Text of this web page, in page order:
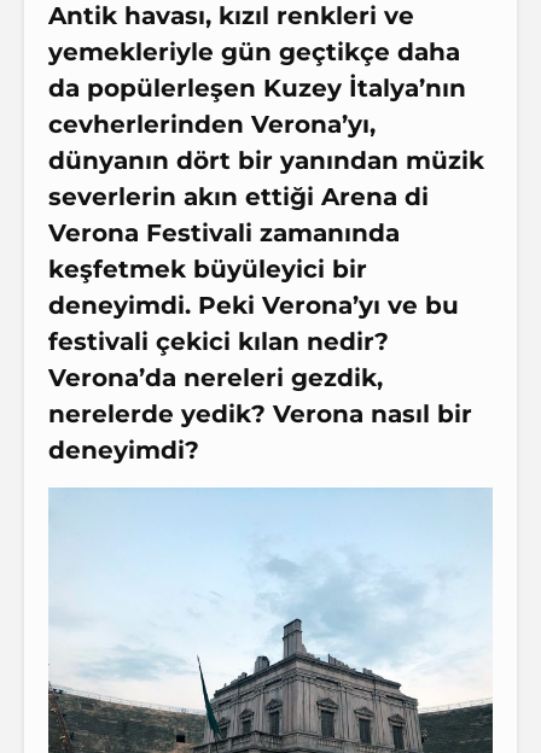
Antik havası, kızıl renkleri ve
yemekleriyle gün geçtikçe daha
da popülerleşen Kuzey İtalya’nın
cevherlerinden Verona’yı,
dünyanın dört bir yanından müzik
severlerin akın ettiği Arena di
Verona Festivali zamanında
keşfetmek büyüleyici bir
deneyimdi. Peki Verona’yı ve bu
festivali çekici kılan nedir?
Verona’da nereleri gezdik,
nerelerde yedik? Verona nasıl bir
deneyimdi?